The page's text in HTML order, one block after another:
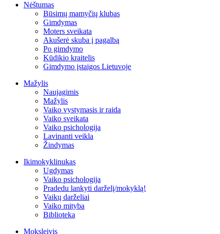
Nėštumas
Būsimų mamyčių klubas
Gimdymas
Moters sveikata
Akušerė skuba į pagalbą
Po gimdymo
Kūdikio kraitelis
Gimdymo įstaigos Lietuvoje
Mažylis
Naujagimis
Mažylis
Vaiko vystymasis ir raida
Vaiko sveikata
Vaiko psichologija
Lavinanti veikla
Žindymas
Ikimokyklinukas
Ugdymas
Vaiko psichologija
Pradedu lankyti darželį/mokyklą!
Vaikų darželiai
Vaiko mityba
Biblioteka
Moksleivis